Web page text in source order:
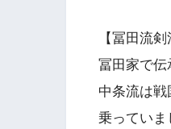
【冨田流剣
冨田家で伝
中条流は
乗っていま